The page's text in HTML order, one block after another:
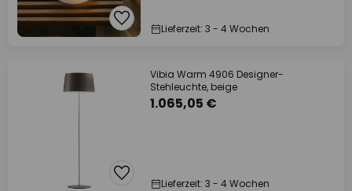
Lieferzeit: 3 - 4 Wochen
Vibia Warm 4906 Designer-
Stehleuchte, beige
1.065,05 €
Lieferzeit: 3 - 4 Wochen